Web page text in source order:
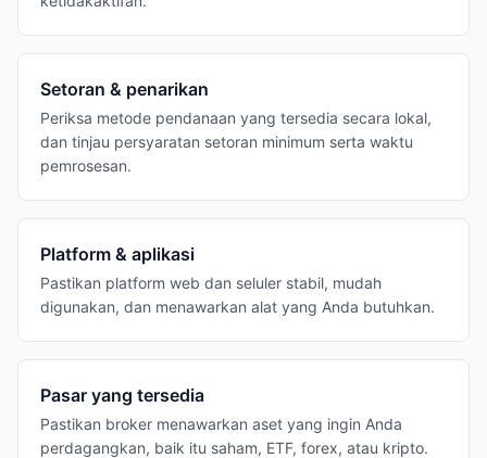
Setoran & penarikan
Periksa metode pendanaan yang tersedia secara lokal,
dan tinjau persyaratan setoran minimum serta waktu
pemrosesan.
Platform & aplikasi
Pastikan platform web dan seluler stabil, mudah
digunakan, dan menawarkan alat yang Anda butuhkan.
Pasar yang tersedia
Pastikan broker menawarkan aset yang ingin Anda
perdagangkan, baik itu saham, ETF, forex, atau kripto.